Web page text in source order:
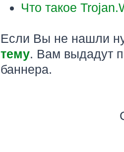
Что такое
Если Вы не нашли
тему. Вам выдадут
баннера.